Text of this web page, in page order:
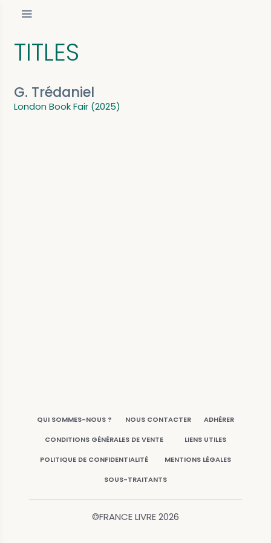
TITLES
G. Trédaniel
London Book Fair (2025)
QUI SOMMES-NOUS ? NOUS CONTACTER ADHÉRER
CONDITIONS GÉNÉRALES DE VENTE LIENS UTILES
POLITIQUE DE CONFIDENTIALITÉ MENTIONS LÉGALES
SOUS-TRAITANTS
©FRANCE LIVRE2026